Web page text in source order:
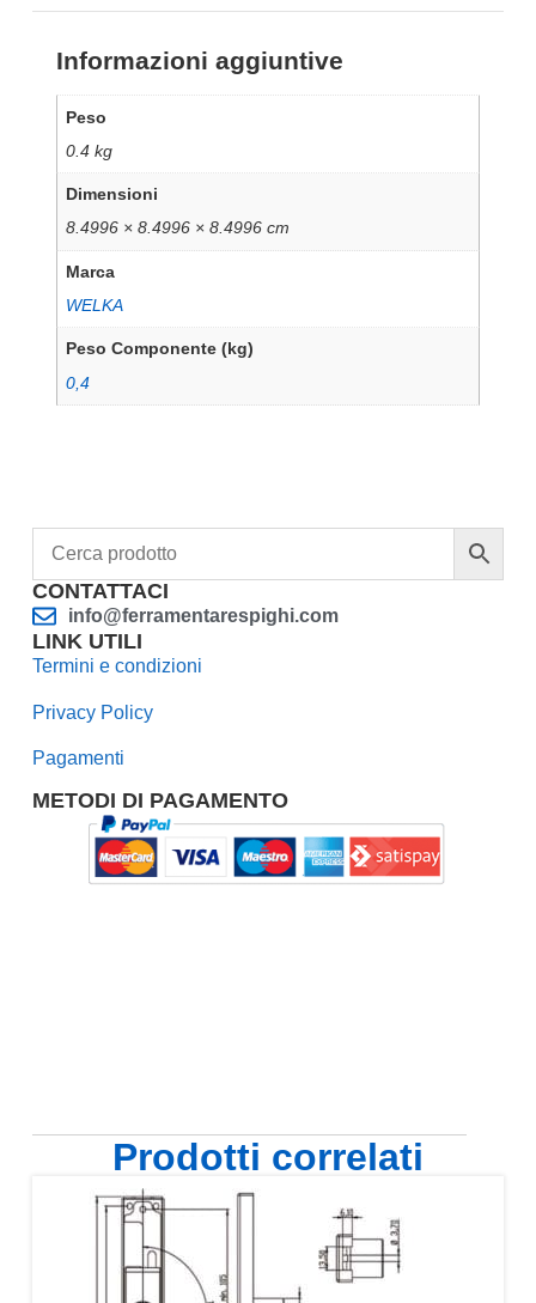
Informazioni aggiuntive
Peso
0.4 kg
Dimensioni
8.4996 × 8.4996 × 8.4996 cm
Marca
WELKA
Peso Componente (kg)
0,4
CONTATTACI
info@ferramentarespighi.com
LINK UTILI
Termini e condizioni
Privacy Policy
Pagamenti
METODI DI PAGAMENTO
Prodotti correlati